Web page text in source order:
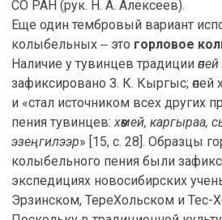
СО РАН (рук. Н. А. Алексеев).
Еще один тембровый вариант
колыбельных ‒ это горловое
Наличие у тувинцев традиции өпей
зафиксировано З. К. Кыргыс; өпей
и «стал источником всех других
пения тувинцев:хөөмей,
эзеӊгилээр» [15, с. 28]. Образцы
колыбельного пения были
экспедициях новосибирских
Эрзинском, ТереХольском и Тес-